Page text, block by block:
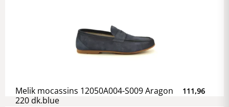
Melik mocassins 12050A004-S009 Aragon
220 dk.blue
111,96